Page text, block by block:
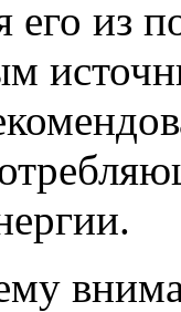
его из